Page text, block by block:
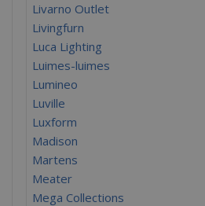
Livarno Outlet
Livingfurn
Luca Lighting
Luimes-luimes
Lumineo
Luville
Luxform
Madison
Martens
Meater
Mega Collections